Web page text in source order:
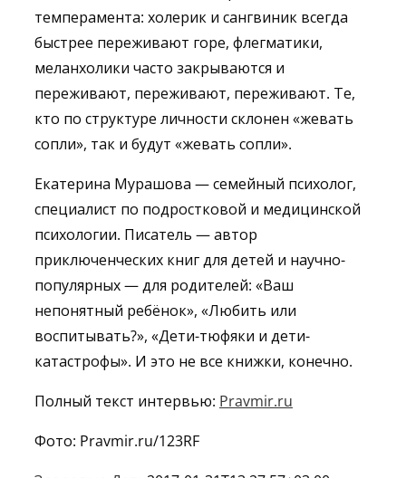
темперамента: холерик и сангвиник всегда
быстрее переживают горе, флегматики,
меланхолики часто закрываются и
переживают, переживают, переживают. Те,
кто по структуре личности склонен «жевать
сопли», так и будут «жевать сопли».
Екатерина Мурашова — семейный психолог,
специалист по подростковой и медицинской
психологии. Писатель — автор
приключенческих книг для детей и научно-
популярных — для родителей: «Ваш
непонятный ребёнок», «Любить или
воспитывать?», «Дети-тюфяки и дети-
катастрофы». И это не все книжки, конечно.
Полный текст интервью: Pravmir.ru
Фото: Pravmir.ru/123RF